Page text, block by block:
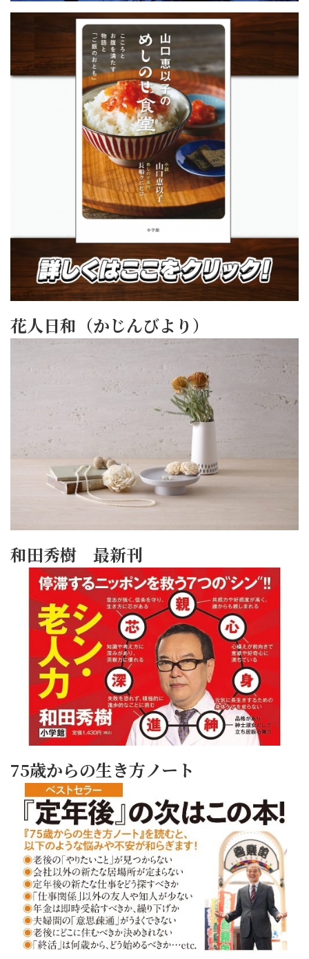
花人日和（かじんびより）
和田秀樹 最新刊
75歳からの生き方ノート